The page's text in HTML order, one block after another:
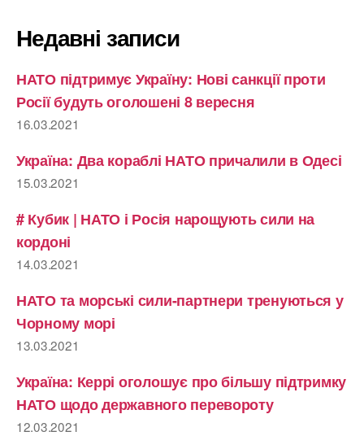
Недавні записи
НАТО підтримує Україну: Нові санкції проти
Росії будуть оголошені 8 вересня
16.03.2021
Україна: Два кораблі НАТО причалили в Одесі
15.03.2021
# Кубик | НАТО і Росія нарощують сили на
кордоні
14.03.2021
НАТО та морські сили-партнери тренуються у
Чорному морі
13.03.2021
Україна: Керрі оголошує про більшу підтримку
НАТО щодо державного перевороту
12.03.2021